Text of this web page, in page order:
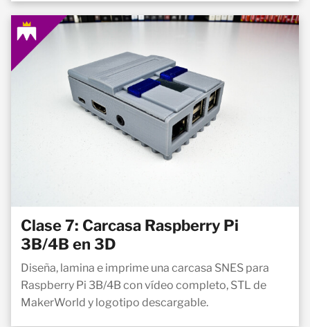
Clase 7: Carcasa Raspberry Pi
3B/4B en 3D
Diseña, lamina e imprime una carcasa SNES para
Raspberry Pi 3B/4B con vídeo completo, STL de
MakerWorld y logotipo descargable.